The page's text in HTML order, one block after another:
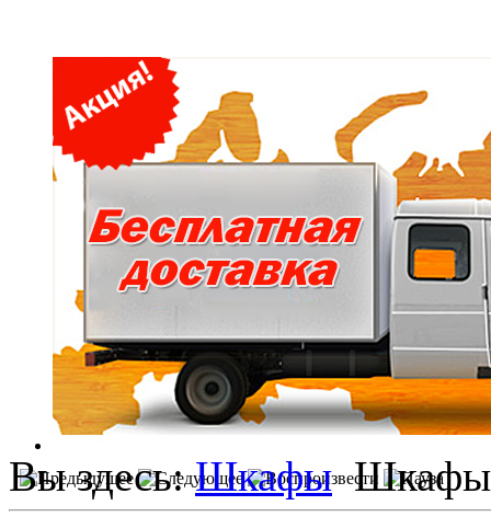
Вы здесь:Шкафы Шкафы